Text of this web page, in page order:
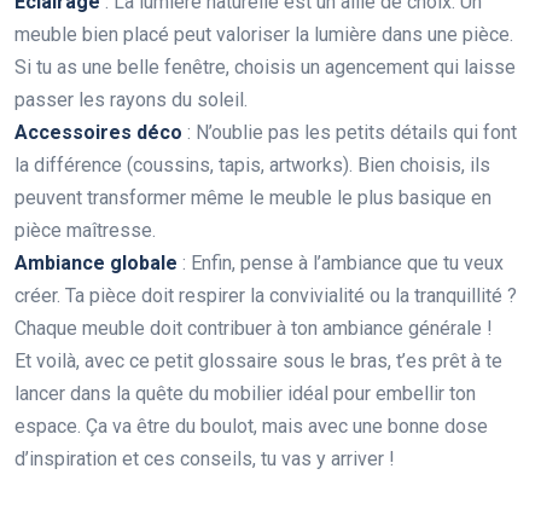
meuble bien placé peut valoriser la lumière dans une pièce.
Si tu as une belle fenêtre, choisis un agencement qui laisse
passer les rayons du soleil.
Accessoires déco : N’oublie pas les petits détails qui font
la différence (coussins, tapis, artworks). Bien choisis, ils
peuvent transformer même le meuble le plus basique en
pièce maîtresse.
Ambiance globale : Enfin, pense à l’ambiance que tu veux
créer. Ta pièce doit respirer la convivialité ou la tranquillité ?
Chaque meuble doit contribuer à ton ambiance générale !
Et voilà, avec ce petit glossaire sous le bras, t’es prêt à te
lancer dans la quête du mobilier idéal pour embellir ton
espace. Ça va être du boulot, mais avec une bonne dose
d’inspiration et ces conseils, tu vas y arriver !